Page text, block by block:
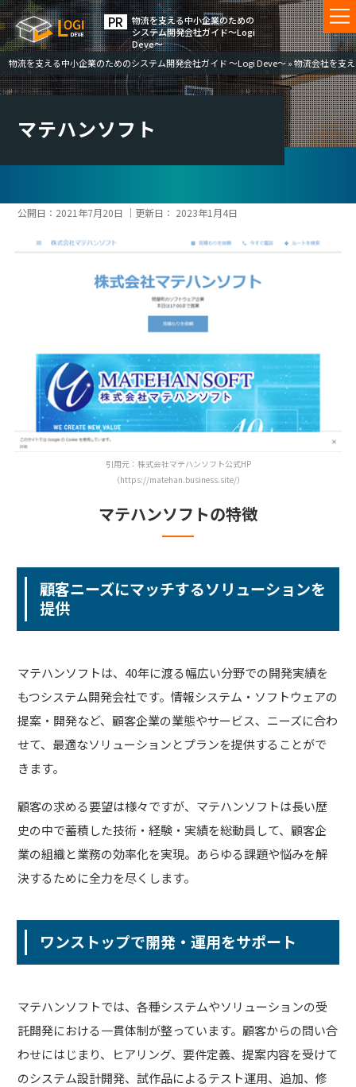
物流を⽀える中⼩企業のための
システム開発会社ガイド〜Logi
Deve〜
物流を支える中小企業のためのシステム開発会社ガイド ～Logi Deve～»物流会社を支
マテハンソフト
公開日： 2021年7月20日 ｜更新日： 2023年1月4日
引用元：株式会社マテハンソフト公式HP
（https://matehan.business.site/）
マテハンソフトの特徴
顧客ニーズにマッチするソリューションを
提供
マテハンソフトは、40年に渡る幅広い分野での開発実績を
もつシステム開発会社です。情報システム・ソフトウェアの
提案・開発など、顧客企業の業態やサービス、ニーズに合わ
せて、最適なソリューションとプランを提供することがで
きます。
顧客の求める要望は様々ですが、マテハンソフトは長い歴
史の中で蓄積した技術・経験・実績を総動員して、顧客企
業の組織と業務の効率化を実現。あらゆる課題や悩みを解
決するために全力を尽くします。
ワンストップで開発・運用をサポート
マテハンソフトでは、各種システムやソリューションの受
託開発における一貫体制が整っています。顧客からの問い合
わせにはじまり、ヒアリング、要件定義、提案内容を受けて
のシステム設計開発、試作品によるテスト運用、追加、修